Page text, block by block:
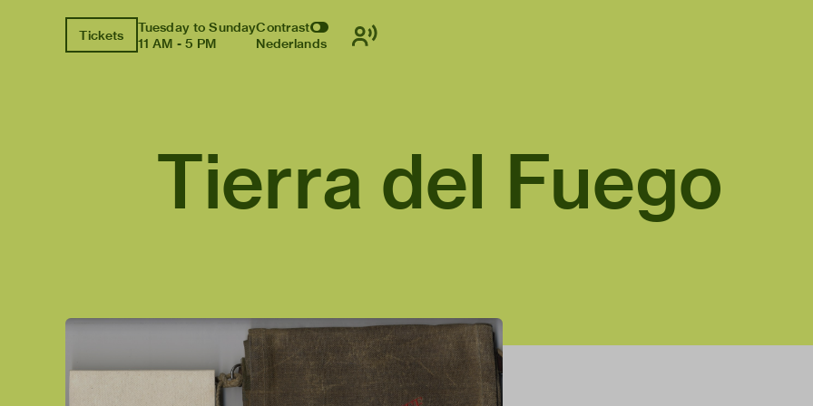
Tickets
Tuesday to Sunday
11 AM - 5 PM
Contrast
Nederlands
Tierra del Fuego